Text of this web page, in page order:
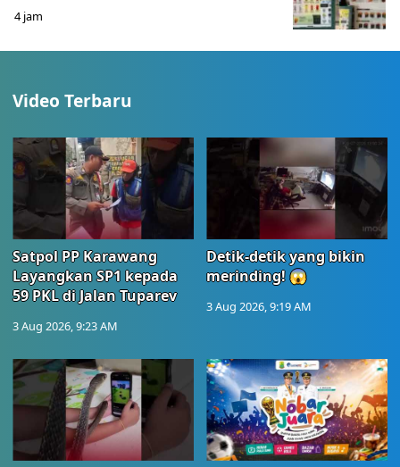
4 jam
Video Terbaru
Satpol PP Karawang
Layangkan SP1 kepada
59 PKL di Jalan Tuparev
3 Aug 2026, 9:23 AM
Detik-detik yang bikin
merinding! 😱
3 Aug 2026, 9:19 AM